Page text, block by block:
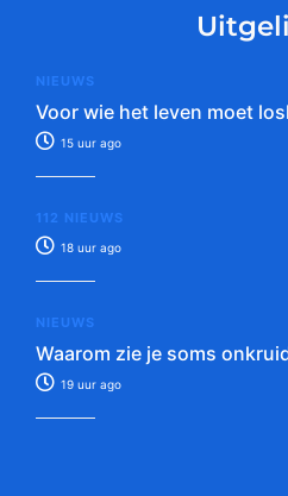
NIEUWS
Voor wie het leven moet
15 uur ago
112 NIEUWS
18 uur ago
NIEUWS
Waarom zie je soms
19 uur ago